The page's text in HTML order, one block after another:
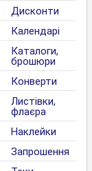
Дисконти
Календарі
Каталоги,
брошюри
Конверти
Листівки,
флаєра
Наклейки
Запрошення